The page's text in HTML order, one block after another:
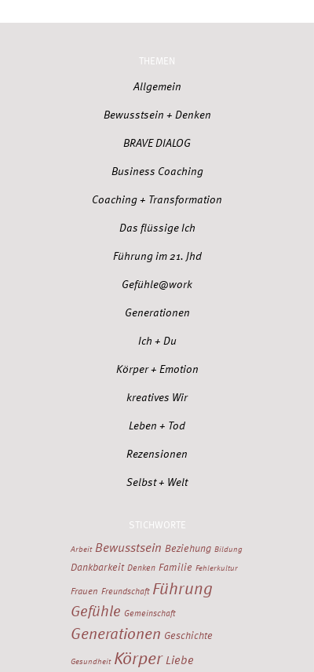
THEMEN
Allgemein
Bewusstsein + Denken
BRAVE DIALOG
Business Coaching
Coaching + Transformation
Das flüssige Ich
Führung im 21. Jhd
Gefühle@work
Generationen
Ich + Du
Körper + Emotion
kreatives Wir
Leben + Tod
Rezensionen
Selbst + Welt
STICHWORTE
Arbeit Bewusstsein Beziehung Bildung
Dankbarkeit Denken Familie Fehlerkultur
Frauen Freundschaft Führung
Gefühle Gemeinschaft
Generationen Geschichte
Gesundheit KörperLiebe